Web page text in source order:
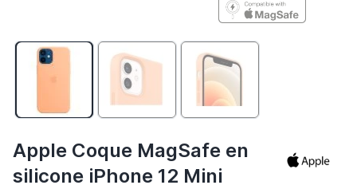
Apple Coque MagSafe en
silicone iPhone 12 Mini